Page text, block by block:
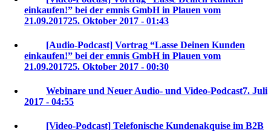
einkaufen!” bei der emnis GmbH in Plauen vom
21.09.201725. Oktober 2017 - 01:43
[Audio-Podcast] Vortrag “Lasse Deinen Kunden
einkaufen!” bei der emnis GmbH in Plauen vom
21.09.201725. Oktober 2017 - 00:30
Webinare und Neuer Audio- und Video-Podcast7. Juli
2017 - 04:55
[Video-Podcast] Telefonische Kundenakquise im B2B